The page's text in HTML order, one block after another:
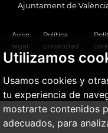
Utilizamos
Usamos cookies y
tu experiencia de
mostrarte contenidos
adecuados, para
Ajuntament de
Aviso
legal
Política
privacidad